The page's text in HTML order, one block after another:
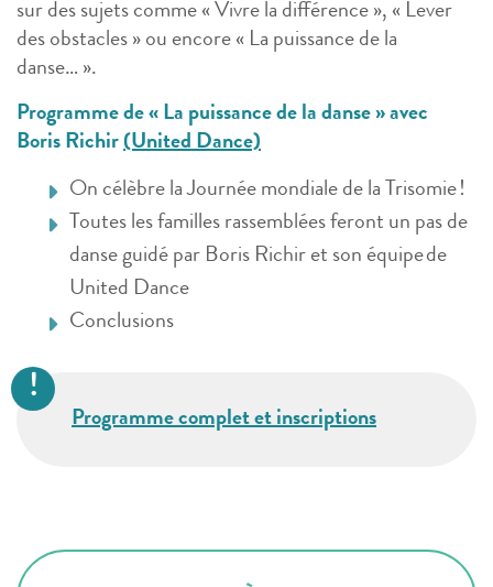
sur des sujets comme « Vivre la différence », « Lever
des obstacles » ou encore « La puissance de la
danse… ».
Programme de « La puissance de la danse » avec
Boris Richir (United Dance)
On célèbre la Journée mondiale de la Trisomie !
Toutes les familles rassemblées feront un pas de
danse guidé par Boris Richir et son équipe de
United Dance
Conclusions
Programme complet et inscriptions